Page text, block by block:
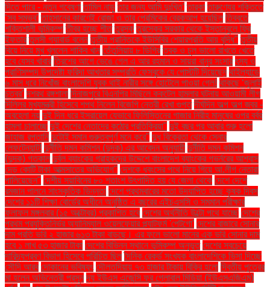
দিতে পারে - নতুন গবেষণা তামিল নাড়ু তার জন্য আমি দুঃখিত' তারকা তারুণ্যের শক্তিতে
‘সব সম্ভব’ তাহসানের কারণেই রোজা ও তার প্রেমিকের ব্রেকআপ হয়েছিল তিব্বতে
শক্তিশালী ভূমিকম্প তীব্র হচ্ছে শীত তুরস্ক তুরস্কের সরকার থেকে ইস্তানবুলে ফ্রি
ইফতার তুলসী গ্যাবার্ড বলেন তৃতীয় প্রান্তিকে ইউসিবির শেয়ারপ্রতি আয় বৃদ্ধি" তৃতীয়
বিয়ে নিয়ে মুখ খুললেন শাকিব খান তেঁতুলিয়ায় ৮ ডিগ্রি ত্বক ও চুল ভালো রাখতে খেতে
হবে যেসব খাবার ত্রিশের আগে ভেঙে গেল এ আর রহমান ও সায়রা বানুর সংসার ৎস্য ও
প্রাণিসম্পদ উপদেষ্টা ফরিদা আখতার সম্প্রতি ফেসবুকে যে পোস্টটি দিয়েছেন থাইল্যান্ডে
৬ মাস ধরে নিখোঁজ বাংলাদেশি যুবক থাই নারীর সঙ্গে হোটেলে পাওয়া গেল! থাকছে ‘জুলাই
চত্বর’ দশরথ রঙ্গশালা দিনাজপুরে বিএনপির মিছিলে ককটেল হামলার ঘটনায় আওয়ামী লীগ
দিল্লির মুখ্যমন্ত্রী হিসেবে শপথ নিলেন বিজেপি নেত্রী রেখা গুপ্ত দীর্ঘদিন অল্প অল্প জ্বর -
অবহেলা নয় দুই দিন ধরে ইসরায়েল যেভাবে ফিলিস্তিনের গাজার নিরীহ মানুষের ওপর বর্বর
হামলা চালাচ্ছে দুই দেশের নেতাদের কঠোর প্রতিক্রিয়া" দুই বছর পর আবার শুরু হলো
জাহাজ রপ্তানি দুটোই সমান গুরুত্বপূর্ণ মনে করে" দুধ বিক্রেতা থেকে সেনার
লেফটেন্যান্ট! দুর্নীতি দমন কমিশন (দুদক) এর আবেদন অনুযায়ী দুর্নীতি দমন কমিশন
(দুদক) গতকাল দুর্বল ব্যাংকের গ্রাহকদের উদ্দেশে বাংলাদেশ ব্যাংকের গভর্নরের আশ্বাস
দেড় কোটি টাকা আত্মসাতের অভিযোগ" দেশকে ধ্বংসের পথে নিয়ে গিয়ে আ.লীগ নেতারা
পালিয়েছেন" দেশীয় সয়াবিনের ৮০ শতাংশ উৎপাদিত হয় যে জেলা থেকে দেশে দেশে
রমজান পালনে সাংস্কৃতিক ভিন্নতা দেশে প্রথমবারের মতো উদযাপিত হচ্ছে কৃষক দিবস
দেশের ১১টি শিক্ষা বোর্ডের অধীনে অনুষ্ঠিত এ বছরের এইচএসসি ও সমমান পরীক্ষার
ফলাফল মঙ্গলবার (১৫ অক্টোবর) প্রকাশিত হবে দেশের অর্থনীতি উল্টো পথে যাচ্ছে দেশের
প্রথম প্রযুক্তিনির্ভর অ্যানিম্যাল ওয়েলফেয়ার প্ল্যাটফর্ম 'পেটগো' দেশের বাজারে সোনার
দাম প্রতি ভরি ২ হাজার ৬১৩ টাকা বাড়ছে। এর ফলে ভালো মানের এক ভরি সোনার দাম
হবে ১ লাখ ৫৩ হাজার টাকা দেশের বিভিন্ন স্থানে ভূমিকম্প অনুভূত দেশের সবচেয়ে
দারিদ্র্যপ্রবণ বিভাগ হিসেবে পরিচিত ছিল দৈনিক রেকর্ড সংখ্যক বাংলাদেশিকে ভিসা দিচ্ছে
সৌদি আরব দোকানের ভবিষ্যৎ দৌলতদিয়ায় ৭৩ হাজার টাকায় বিক্রি হলো দ্বিতীয় পুত্রের
মা হলেন অভিনেত্রী প্রসূন দ্য ইউএস এজেন্সি ফর গ্লোবাল মিডিয়া (ইউএসএজিএম)